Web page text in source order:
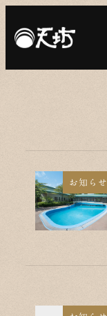
イ
コ
お知らせ